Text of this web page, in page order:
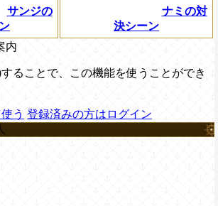
サンジの
ナミの対
決シーン
内
ることで、この機能を使うことができ
う 登録済みの方はログイン